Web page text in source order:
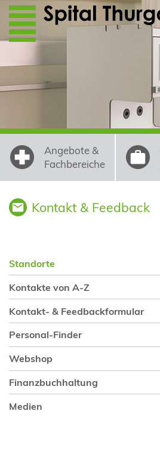
Direkt zum Inhalt
Angebote &
Fachbereiche
Kontakt & Feedback
Standorte
Kontakte von A-Z
Kontakt- & Feedbackformular
Personal-Finder
Webshop
Finanzbuchhaltung
Medien